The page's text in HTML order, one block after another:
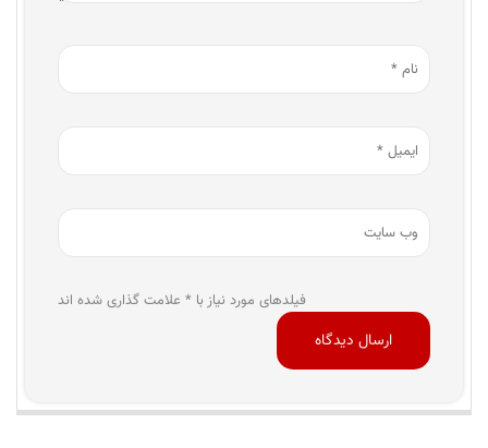
فیلدهای مورد نیاز با * علامت گذاری شده اند